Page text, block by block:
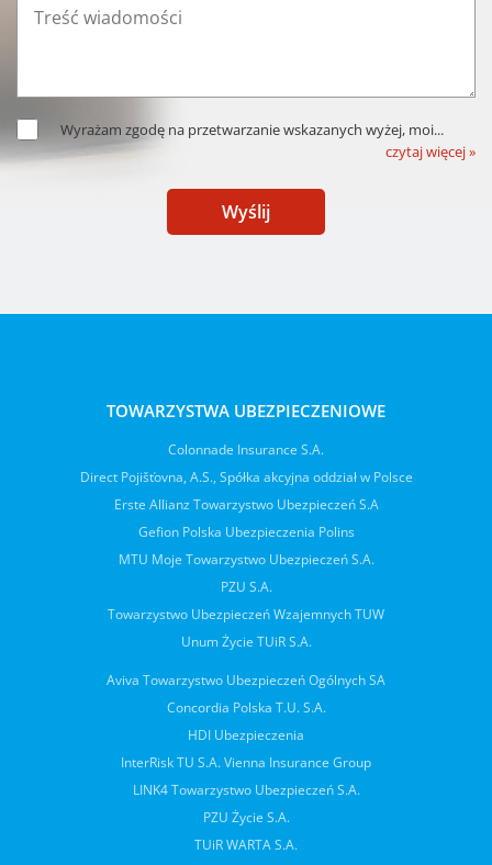
Wyrażam zgodę na przetwarzanie wskazanych wyżej, moi...
czytaj więcej »
Wyślij
TOWARZYSTWA UBEZPIECZENIOWE
Colonnade Insurance S.A.
Direct Pojišťovna, A.S., Spółka akcyjna oddział w Polsce
Erste Allianz Towarzystwo Ubezpieczeń S.A
Gefion Polska Ubezpieczenia Polins
MTU Moje Towarzystwo Ubezpieczeń S.A.
PZU S.A.
Towarzystwo Ubezpieczeń Wzajemnych TUW
Unum Życie TUiR S.A.
Aviva Towarzystwo Ubezpieczeń Ogólnych SA
Concordia Polska T.U. S.A.
HDI Ubezpieczenia
InterRisk TU S.A. Vienna Insurance Group
LINK4 Towarzystwo Ubezpieczeń S.A.
PZU Życie S.A.
TUiR WARTA S.A.